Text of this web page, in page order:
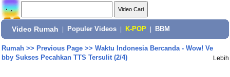
Video Rumah Populer Videos K-POP BBM
Rumah>> Previous Page>> Waktu Indonesia Bercanda - Wow! Ve
bby Sukses Pecahkan TTS Tersulit (2/4)
Lebih